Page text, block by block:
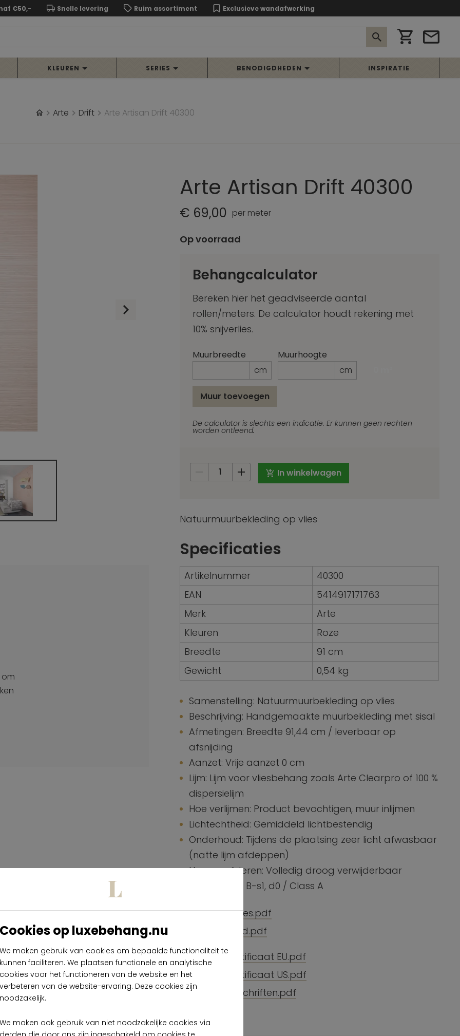
Cookies op luxebehang.nu
We maken gebruik van cookies om bepaalde functionaliteit te
kunnen faciliteren. We plaatsen functionele en analytische
cookies voor het functioneren van de website en het
verbeteren van de website-ervaring. Deze cookies zijn
noodzakelijk.
We maken ook gebruik van niet noodzakelijke cookies via
€50,- Snelle levering Ruim assortiment Exclusieve wandafwerking
KLEUREN SERIES BENODIGDHEDEN INSPIRATIE
Arte Drift Arte Artisan Drift 40300
om
Arte Artisan Drift 40300
€ 69,00 per meter
Op voorraad
Behangcalculator
Bereken hier het geadviseerde aantal
rollen/meters. De calculator houdt rekening met
10% snijverlies.
Muurbreedte
cm
Muurhoogte
cm
Muur toevoegen
De calculator is slechts een indicatie. Er kunnen geen rechten
worden ontleend.
In winkelwagen
Natuurmuurbekleding op vlies
Specificaties
Artikelnummer
40300
EAN
5414917171763
Merk
Arte
Kleuren
Roze
Breedte
91 cm
Gewicht
0,54 kg
Samenstelling: Natuurmuurbekleding op vlies
Beschrijving: Handgemaakte muurbekleding met sisal
Afmetingen: Breedte 91,44 cm / leverbaar op
afsnijding
Aanzet: Vrije aanzet 0 cm
Lijm: Lijm voor vliesbehang zoals Arte Clearpro of 100 %
dispersielijm
Hoe verlijmen: Product bevochtigen, muur inlijmen
Lichtechtheid: Gemiddeld lichtbestendig
Onderhoud: Tijdens de plaatsing zeer licht afwasbaar
(natte lijm afdeppen)
Hoe verwijderen: Volledig droog verwijderbaar
Brandnorm: B-s1, d0 / Class A
Specificaties.pdf
Onderhoud.pdf
Brand certificaat EU.pdf
Brand certificaat US.pdf
Plak voorschriften.pdf